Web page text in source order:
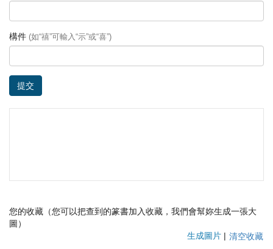
構件 (如“禧”可輸入“示”或“喜”)
提交
您的收藏（您可以把查到的篆書加入收藏，我們會幫妳生成一張大
圖）
生成圖片 | 清空收藏